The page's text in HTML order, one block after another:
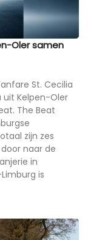
Oler samen
St. Cecilia
uit Kelpen-Oler
The Beat
zijn zes
naar de
in
is